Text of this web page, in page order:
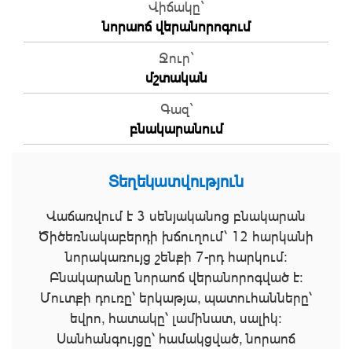
Վիճակը`
նորաոճ վերանորոգում
Ջուր`
մշտական
Գազ`
բնակարանում
Տեղեկատվություն
Վաճառվում է 3 սենյականոց բնակարան
Ծիծեռնակաբերդի խճուղում՝ 12 հարկանի
նորակառույց շենքի 7-րդ հարկում:
Բնակարանը նորաոճ վերանորոգված է։
Մուտքի դուռը՝ երկաթյա, պատուհանները՝
եվրո, հատակը՝ լամինատ, սալիկ:
Սանհանգույցը՝ համակցված, նորաոճ